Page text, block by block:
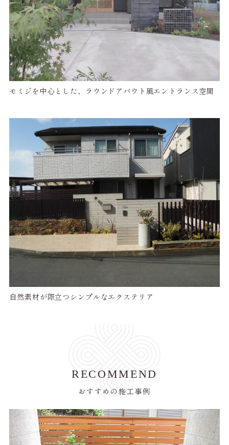
モミジを中心とした、ラウンドアバウト風エントランス空間
自然素材が際立つシンプルなエクステリア
RECOMMEND
おすすめの施工事例